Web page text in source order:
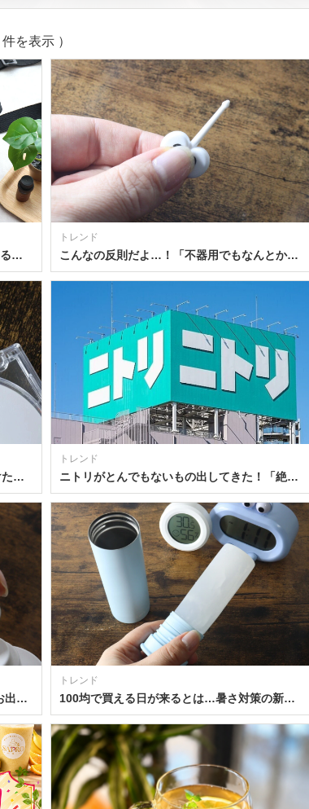
を表示 ）
モノマックス9月号が付録のレベル超えてる…♡人気ブランドのじゃばら式4層ショルダーバッグ
トレンド
こんなの反則だよ…！「不器用でもなんとかなる！」可愛くて便利な100均お弁当グッズ
100均が本気出しすぎて怖い…！「見つけたら即ゲット推奨！」大人もハマるキーホルダー3選
トレンド
ニトリがとんでもないもの出してきた！「絶対に食べちゃダメ！」あのお菓子激似のキッチングッズ
「日焼け止め持運び」問題を解決！夏のお出かけが快適に！アルミタイプの100均詰め替えパウチ
トレンド
100均で買える日が来るとは…暑さ対策の新定番！【進化系氷のう】ガチ検証レビュー